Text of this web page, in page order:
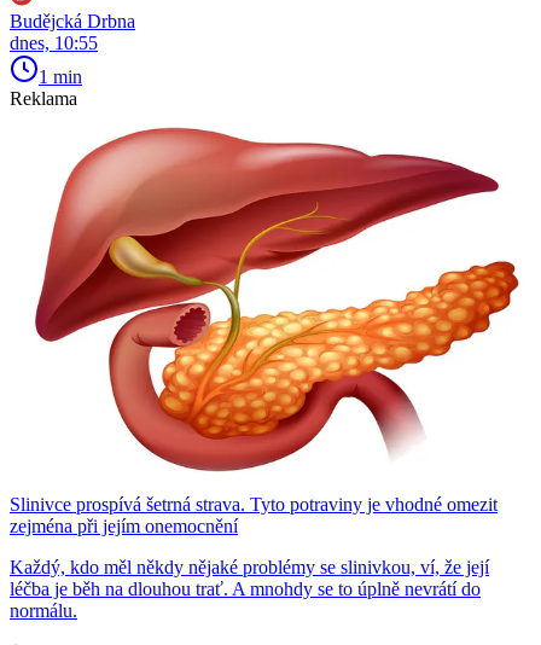
Budějcká Drbna
dnes, 10:55
1 min
Reklama
Slinivce prospívá šetrná strava. Tyto potraviny je vhodné omezit
zejména při jejím onemocnění
Každý, kdo měl někdy nějaké problémy se slinivkou, ví, že její
léčba je běh na dlouhou trať. A mnohdy se to úplně nevrátí do
normálu.